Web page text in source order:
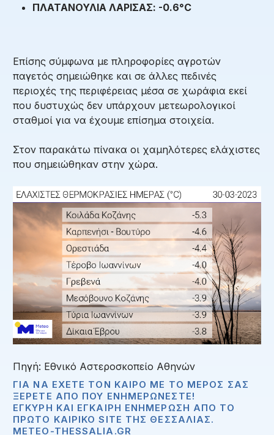
ΠΛΑΤΑΝΟΥΛΙΑ ΛΑΡΙΣΑΣ: -0.6°C
Επίσης σύμφωνα με πληροφορίες αγροτών
παγετός σημειώθηκε και σε άλλες πεδινές
περιοχές της περιφέρειας μέσα σε χωράφια εκεί
που δυστυχώς δεν υπάρχουν μετεωρολογικοί
σταθμοί για να έχουμε επίσημα στοιχεία.
Στον παρακάτω πίνακα οι χαμηλότερες ελάχιστες
που σημειώθηκαν στην χώρα.
Πηγή: Εθνικό Αστεροσκοπείο Αθηνών
ΓΙΑ ΝΑ ΈΧΕΤΕ ΤΟΝ ΚΑΙΡΌ ΜΕ ΤΟ ΜΈΡΟΣ ΣΑΣ
ΞΈΡΕΤΕ ΑΠΟ ΠΟΥ ΕΝΗΜΕΡΏΝΕΣΤΕ!
ΈΓΚΥΡΗ ΚΑΙ ΈΓΚΑΙΡΗ ΕΝΗΜΈΡΩΣΗ ΑΠΟ ΤΟ
ΠΡΏΤΟ ΚΑΙΡΙΚΌ SITE ΤΗΣ ΘΕΣΣΑΛΊΑΣ.
METEO-THESSALIA.GR